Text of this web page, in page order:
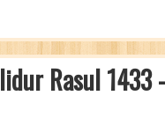
Rasul 1433